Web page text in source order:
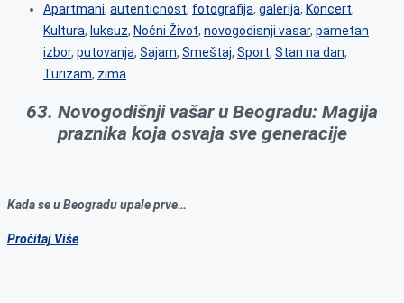
Apartmani, autenticnost, fotografija, galerija, Koncert,
Kultura, luksuz, Noćni Život, novogodisnji vasar, pametan
izbor, putovanja, Sajam, Smeštaj, Sport, Stan na dan,
Turizam, zima
63. Novogodišnji vašar u Beogradu: Magija
praznika koja osvaja sve generacije
Kada se u Beogradu upale prve…
Pročitaj Više